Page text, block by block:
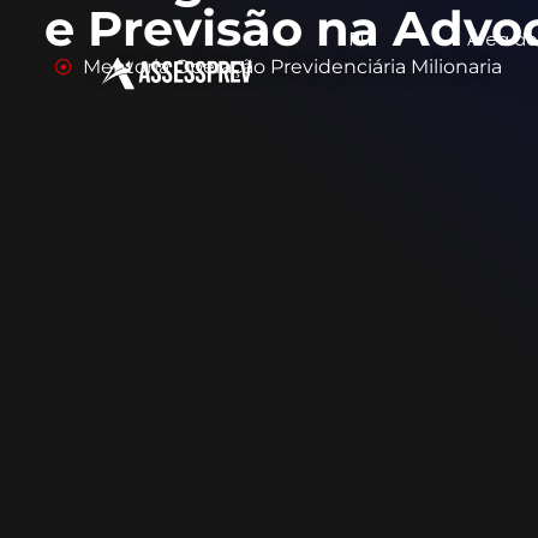
PPI Área
e Previsão na
Mentoria Operação Previdenciária Milionaria